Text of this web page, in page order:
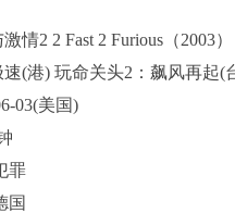
情2 2 Fast 2 Furious（2003）
(港) 玩命关头2：飙风再起(
03(美国)
罪
国